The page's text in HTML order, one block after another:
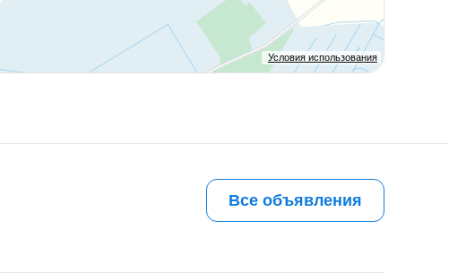
Условия использования
Все объявления